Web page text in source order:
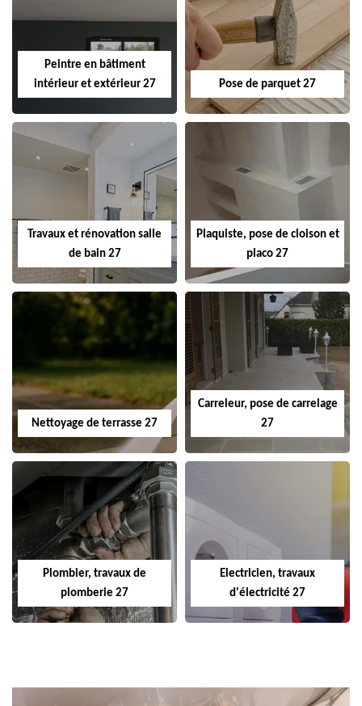
Peintre en bâtiment
intérieur et extérieur 27
Pose de parquet 27
Travaux et rénovation salle
de bain 27
Plaquiste, pose de cloison et
placo 27
Nettoyage de terrasse 27
Carreleur, pose de carrelage
27
Plombier, travaux de
plomberie 27
Electricien, travaux
d'électricité 27